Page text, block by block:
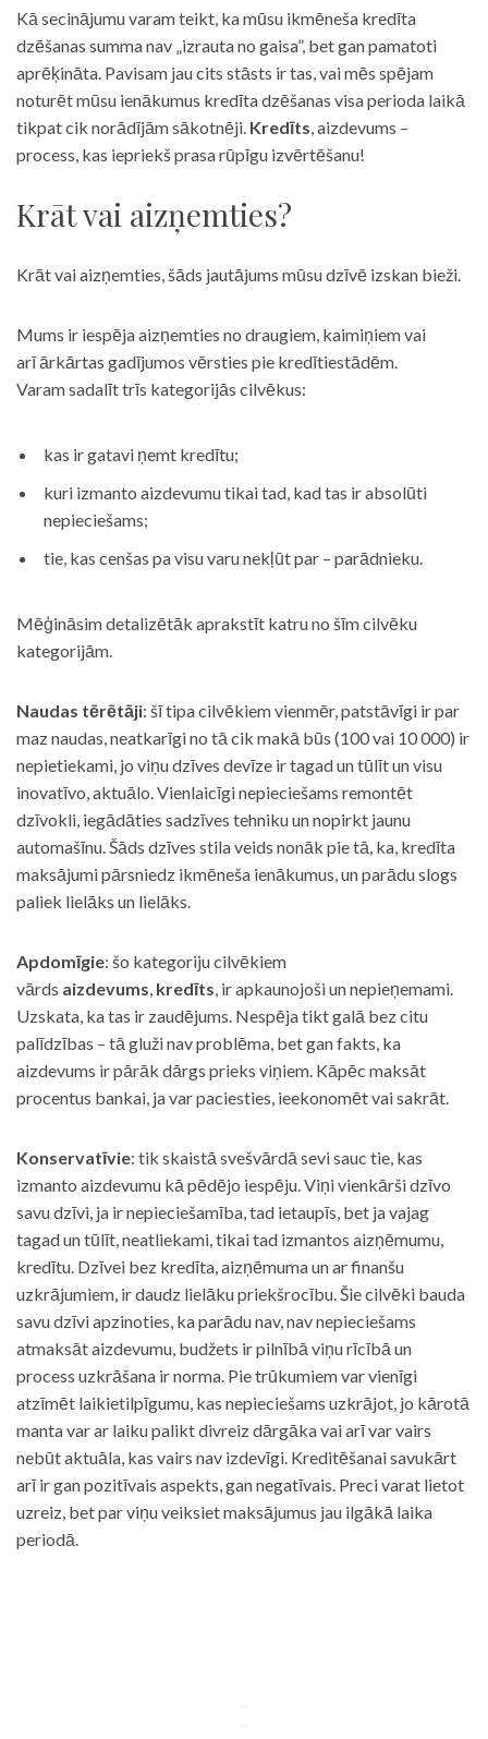
Kā secinājumu varam teikt, ka mūsu ikmēneša kredīta
dzēšanas summa nav „izrauta no gaisa”, bet gan pamatoti
aprēķināta. Pavisam jau cits stāsts ir tas, vai mēs spējam
noturēt mūsu ienākumus kredīta dzēšanas visa perioda laikā
tikpat cik norādījām sākotnēji. Kredīts, aizdevums –
process, kas iepriekš prasa rūpīgu izvērtēšanu!
Krāt vai aizņemties?
Krāt vai aizņemties, šāds jautājums mūsu dzīvē izskan bieži.
Mums ir iespēja aizņemties no draugiem, kaimiņiem vai
arī ārkārtas gadījumos vērsties pie kredītiestādēm.
Varam sadalīt trīs kategorijās cilvēkus:
kas ir gatavi ņemt kredītu;
kuri izmanto aizdevumu tikai tad, kad tas ir absolūti
nepieciešams;
tie, kas cenšas pa visu varu nekļūt par – parādnieku.
Mēģināsim detalizētāk aprakstīt katru no šīm cilvēku
kategorijām.
Naudas tērētāji: šī tipa cilvēkiem vienmēr, patstāvīgi ir par
maz naudas, neatkarīgi no tā cik makā būs (100 vai 10 000) ir
nepietiekami, jo viņu dzīves devīze ir tagad un tūlīt un visu
inovatīvo, aktuālo. Vienlaicīgi nepieciešams remontēt
dzīvokli, iegādāties sadzīves tehniku un nopirkt jaunu
automašīnu. Šāds dzīves stila veids nonāk pie tā, ka, kredīta
maksājumi pārsniedz ikmēneša ienākumus, un parādu slogs
paliek lielāks un lielāks.
Apdomīgie: šo kategoriju cilvēkiem
vārds aizdevums, kredīts, ir apkaunojoši un nepieņemami.
Uzskata, ka tas ir zaudējums. Nespēja tikt galā bez citu
palīdzības – tā gluži nav problēma, bet gan fakts, ka
aizdevums ir pārāk dārgs prieks viņiem. Kāpēc maksāt
procentus bankai, ja var paciesties, ieekonomēt vai sakrāt.
Konservatīvie: tik skaistā svešvārdā sevi sauc tie, kas
izmanto aizdevumu kā pēdējo iespēju. Viņi vienkārši dzīvo
savu dzīvi, ja ir nepieciešamība, tad ietaupīs, bet ja vajag
tagad un tūlīt, neatliekami, tikai tad izmantos aizņēmumu,
kredītu. Dzīvei bez kredīta, aizņēmuma un ar finanšu
uzkrājumiem, ir daudz lielāku priekšrocību. Šie cilvēki bauda
savu dzīvi apzinoties, ka parādu nav, nav nepieciešams
atmaksāt aizdevumu, budžets ir pilnībā viņu rīcībā un
process uzkrāšana ir norma. Pie trūkumiem var vienīgi
atzīmēt laikietilpīgumu, kas nepieciešams uzkrājot, jo kārotā
manta var ar laiku palikt divreiz dārgāka vai arī var vairs
nebūt aktuāla, kas vairs nav izdevīgi. Kreditēšanai savukārt
arī ir gan pozitīvais aspekts, gan negatīvais. Preci varat lietot
uzreiz, bet par viņu veiksiet maksājumus jau ilgākā laika
periodā.